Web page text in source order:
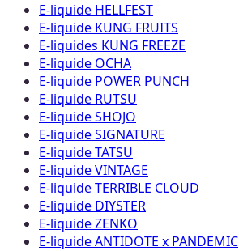
E-liquide HELLFEST
E-liquide KUNG FRUITS
E-liquides KUNG FREEZE
E-liquide OCHA
E-liquide POWER PUNCH
E-liquide RUTSU
E-liquide SHOJO
E-liquide SIGNATURE
E-liquide TATSU
E-liquide VINTAGE
E-liquide TERRIBLE CLOUD
E-liquide DIYSTER
E-liquide ZENKO
E-liquide ANTIDOTE x PANDEMIC